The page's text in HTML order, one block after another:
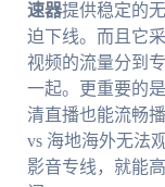
速器提供稳定的
迫下线。而且它
视频的流量分到
一起。更重要的
清直播也能流畅
vs 海地海外无法
影音专线，就能